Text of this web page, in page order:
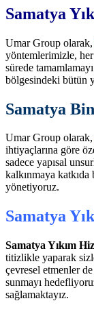
Samatya
Umar Group olarak,
yöntemlerimizle, her
sürede
bölgesindeki bütün
Samatya
Umar Group olarak,
ihtiyaçlarına göre
sadece yapısal
kalkınmaya
yönetiyoruz.
Samatya
Samatya Yıkım
titizlikle yaparak
çevresel etmenler
sunmayı
sağlamaktayız.